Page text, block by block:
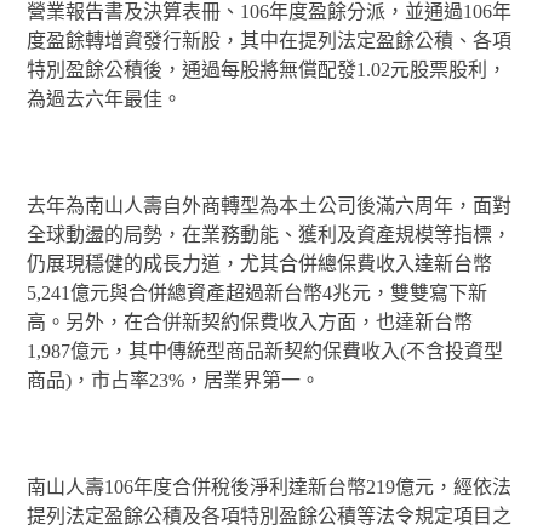
營業報告書及決算表冊、106年度盈餘分派，並通過106年
度盈餘轉增資發行新股，其中在提列法定盈餘公積、各項
特別盈餘公積後，通過每股將無償配發1.02元股票股利，
為過去六年最佳。
去年為南山人壽自外商轉型為本土公司後滿六周年，面對
全球動盪的局勢，在業務動能、獲利及資產規模等指標，
仍展現穩健的成長力道，尤其合併總保費收入達新台幣
5,241億元與合併總資產超過新台幣4兆元，雙雙寫下新
高。另外，在合併新契約保費收入方面，也達新台幣
1,987億元，其中傳統型商品新契約保費收入(不含投資型
商品)，市占率23%，居業界第一。
南山人壽106年度合併稅後淨利達新台幣219億元，經依法
提列法定盈餘公積及各項特別盈餘公積等法令規定項目之